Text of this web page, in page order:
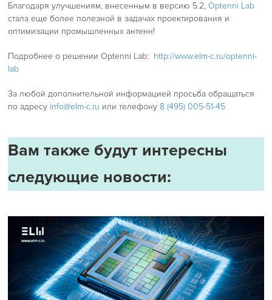
Благодаря улучшениям, внесенным в версию 5.2, Optenni Lab
стала еще более полезной в задачах проектирования и
оптимизации промышленных антенн!
Подробнее о решении Optenni Lab: http://www.elm-c.ru/optenni-
lab
За любой дополнительной информацией просьба обращаться
по адресу info@elm-c.ru или телефону8 (495) 005-51-45
Вам также будут интересны
следующие новости: